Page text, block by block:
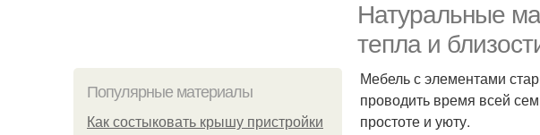
Натуральные
тепла и
Популярные материалы
Как состыковать крышу пристройки
Мебель с элементами
проводить время всей
простоте и уюту.